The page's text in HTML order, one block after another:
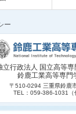
ー
立行政法人 国立高等
鈴鹿工業高等専門
〒510-0294 三重県鈴鹿
TEL：059-386-1031（